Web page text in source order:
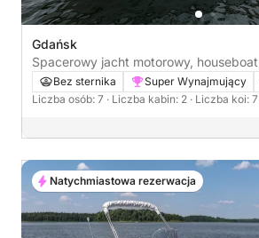
Gdańsk
Spacerowy jacht motorowy, houseboat, na Pętlę
Żuławską, Zalew Wiślany i Jeziorak
Bez sternika Super Wynajmujący
Liczba osób: 7 · Liczba kabin: 2 · Liczba koi: 7
Natychmiastowa rezerwacja